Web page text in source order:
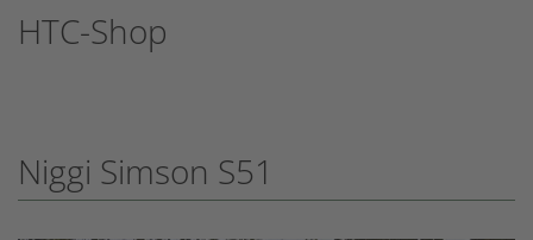
HTC-Shop
Niggi Simson S51